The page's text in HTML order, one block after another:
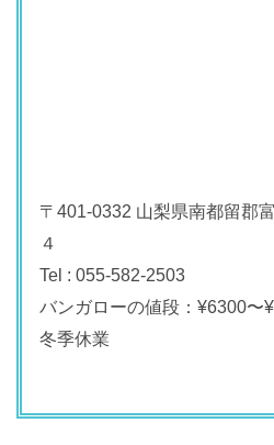
〒401-0332 山梨県南都留郡
４
Tel : 055-582-2503
バンガローの値段：¥6300〜
冬季休業